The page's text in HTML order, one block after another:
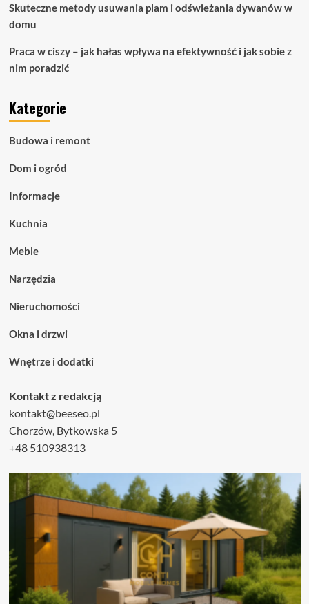
Skuteczne metody usuwania plam i odświeżania dywanów w
domu
Praca w ciszy – jak hałas wpływa na efektywność i jak sobie z
nim poradzić
Kategorie
Budowa i remont
Dom i ogród
Informacje
Kuchnia
Meble
Narzędzia
Nieruchomości
Okna i drzwi
Wnętrze i dodatki
Kontakt z redakcją
kontakt@beeseo.pl
Chorzów, Bytkowska 5
+48 510938313